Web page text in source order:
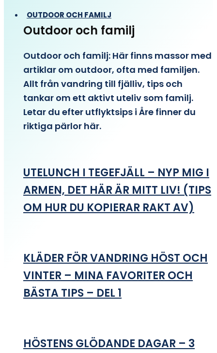
OUTDOOR OCH FAMILJ
Outdoor och familj
Outdoor och familj: Här finns massor med
artiklar om outdoor, ofta med familjen.
Allt från vandring till fjälliv, tips och
tankar om ett aktivt uteliv som familj.
Letar du efter utflyktsips i Åre finner du
riktiga pärlor här.
UTELUNCH I TEGEFJÄLL – NYP MIG I
ARMEN, DET HÄR ÄR MITT LIV! (TIPS
OM HUR DU KOPIERAR RAKT AV)
KLÄDER FÖR VANDRING HÖST OCH
VINTER – MINA FAVORITER OCH
BÄSTA TIPS – DEL 1
HÖSTENS GLÖDANDE DAGAR – 3